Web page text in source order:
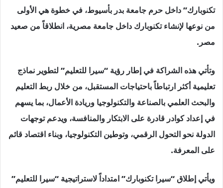
تكنوبارك” داخل حرم جامعة بدر بأسيوط، في خطوة هي الأولى
من نوعها لإنشاء تكنوبارك داخل جامعة مصرية، انطلاقاً من صعيد
مصر.
وتأتي هذه الشراكة في إطار رؤية “سيرا للتعليم” لتطوير نماذج
تعليمية أكثر ارتباطاً باحتياجات المستقبل، من خلال ربط التعليم
والبحث العلمي بالصناعة والتكنولوجيا وريادة الأعمال، بما يسهم
في إعداد كوادر قادرة على الابتكار والمنافسة، ويدعم توجهات
الدولة نحو التحول الرقمي، وتوطين التكنولوجيا، وبناء اقتصاد قائم
على المعرفة.
ويأتي إطلاق “سيرا تكنوبارك” امتداداً لاستراتيجية “سيرا للتعليم”